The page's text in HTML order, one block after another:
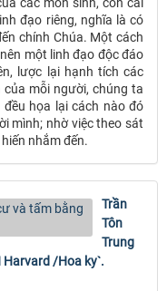
đạo riêng, nghĩa là có
chính Chúa. Một cách
một linh đạo độc đáo
lược lại hạnh tích các
mỗi người, chúng ta
họa lại cách nào đó
mình; nhờ việc theo sát
nhắm đến.
Trần
Tôn
Trung
Harvard /Hoa ky`.